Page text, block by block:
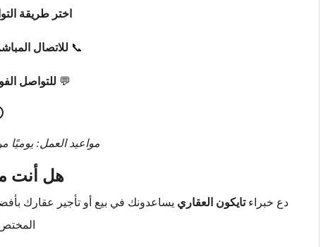
اختر طريقة
📞 للاتصال
💬 للتواصل
مواعيد العمل: يوميًا من 9 صباحًا حتى 9
هل أنت
دع خبراءتايكون العقاري يساعدونك في بيع أو تأجير عقارك